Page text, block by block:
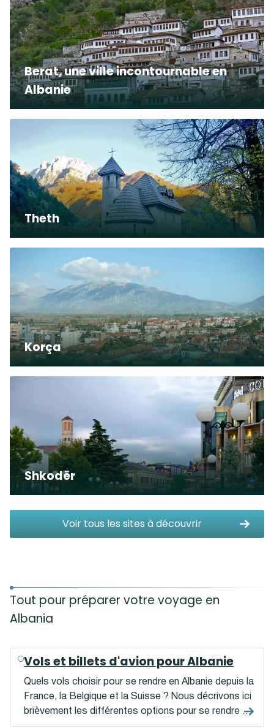
Berat, une ville incontournable en
Albanie
Theth
Korça
Shkodër
Voir tous les sites à découvrir
Tout pour préparer votre voyage en
Albania
Vols et billets d'avion pour Albanie
Quels vols choisir pour se rendre en Albanie depuis la
France, la Belgique et la Suisse ? Nous décrivons ici
brièvement les différentes options pour se rendre en
Albanie et vous donnons quelques conseils